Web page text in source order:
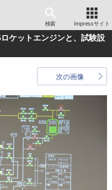
検索 Impressサイト
ケットエンジンと、試験設
次の画像